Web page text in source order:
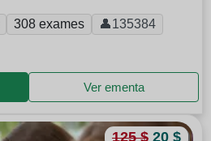
308 exames 👤135384
Ver ementa
125 $ 20 $